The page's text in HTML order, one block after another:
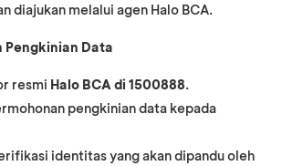
diajukan melalui agen Halo BCA.
Pengkinian Data
resmi Halo BCA di 1500888.
pengkinian data kepada
identitas yang akan dipandu oleh